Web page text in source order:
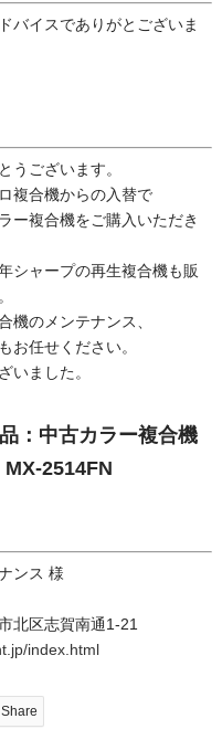
バイスでありがとございま
うございます。
複合機からの入替で
ー複合機をご購入いただき
シャープの再生複合機も販
機のメンテナンス、
お任せください。
いました。
：中古カラー複合機
MX-2514FN
ンス 様
北区志賀南通1-21
index.html
Share